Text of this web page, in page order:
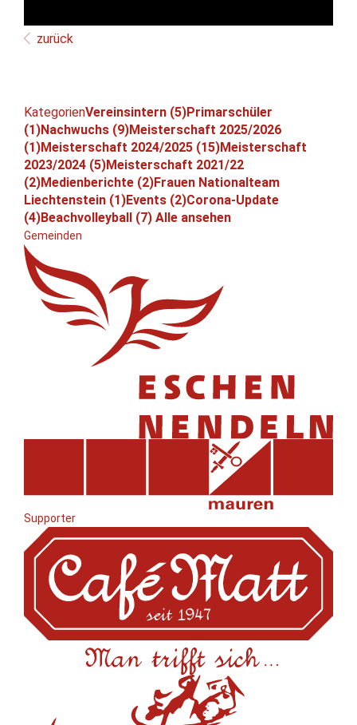
zurück
KategorienVereinsintern (5)Primarschüler
(1)Nachwuchs (9)Meisterschaft 2025/2026
(1)Meisterschaft 2024/2025 (15)Meisterschaft
2023/2024 (5)Meisterschaft 2021/22
(2)Medienberichte (2)Frauen Nationalteam
Liechtenstein (1)Events (2)Corona-Update
(4)Beachvolleyball (7) Alle ansehen
Gemeinden
Supporter